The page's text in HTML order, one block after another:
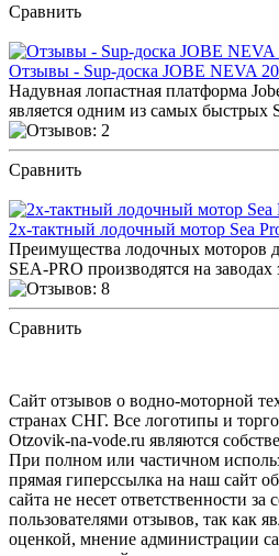
Сравнить
Отзывы - Sup-доска JOBE NEVA
Надувная лопастная платформа
является одним из самых быстрых
Сравнить
2х-тактный лодочный мотор Sea
Преимущества лодочных моторов
SEA-PRO производятся на
Сравнить
Сайт отзывов о водно-моторной
странах СНГ. Все логотипы и
Otzovik-na-vode.ru являются
При полном или частичном
прямая гиперссылка на наш сайт
сайта не несет ответственности
пользователями отзывов, так как
оценкой, мнение администрации